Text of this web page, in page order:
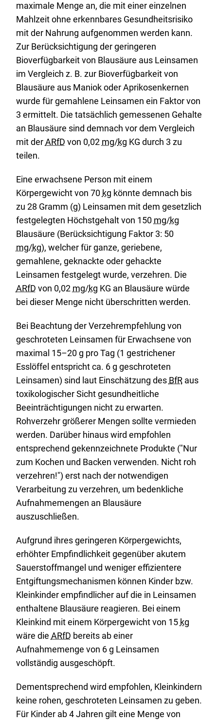
maximale Menge an, die mit einer einzelnen
Mahlzeit ohne erkennbares Gesundheitsrisiko
mit der Nahrung aufgenommen werden kann.
Zur Berücksichtigung der geringeren
Bioverfügbarkeit von Blausäure aus Leinsamen
im Vergleich z. B. zur Bioverfügbarkeit von
Blausäure aus Maniok oder Aprikosenkernen
wurde für gemahlene Leinsamen ein Faktor von
3 ermittelt. Die tatsächlich gemessenen Gehalte
an Blausäure sind demnach vor dem Vergleich
mit derARfD von 0,02 mg/kg KG durch 3 zu
teilen.
Eine erwachsene Person mit einem
Körpergewicht von 70 kg könnte demnach bis
zu 28 Gramm (g) Leinsamen mit dem gesetzlich
festgelegten Höchstgehalt von 150 mg/kg
Blausäure (Berücksichtigung Faktor 3: 50
mg/kg), welcher für ganze, geriebene,
gemahlene, geknackte oder gehackte
Leinsamen festgelegt wurde, verzehren. Die
ARfD von 0,02 mg/kg KG an Blausäure würde
bei dieser Menge nicht überschritten werden.
Bei Beachtung der Verzehrempfehlung von
geschroteten Leinsamen für Erwachsene von
maximal 15–20 g pro Tag (1 gestrichener
Esslöffel entspricht ca. 6 g geschroteten
Leinsamen) sind laut Einschätzung des BfRaus
toxikologischer Sicht gesundheitliche
Beeinträchtigungen nicht zu erwarten.
Rohverzehr größerer Mengen sollte vermieden
werden. Darüber hinaus wird empfohlen
entsprechend gekennzeichnete Produkte ("Nur
zum Kochen und Backen verwenden. Nicht roh
verzehren!") erst nach der notwendigen
Verarbeitung zu verzehren, um bedenkliche
Aufnahmemengen an Blausäure
auszuschließen.
Aufgrund ihres geringeren Körpergewichts,
erhöhter Empfindlichkeit gegenüber akutem
Sauerstoffmangel und weniger effizientere
Entgiftungsmechanismen können Kinder bzw.
Kleinkinder empfindlicher auf die in Leinsamen
enthaltene Blausäure reagieren. Bei einem
Kleinkind mit einem Körpergewicht von 15 kg
wäre die ARfD bereits ab einer
Aufnahmemenge von 6 g Leinsamen
vollständig ausgeschöpft.
Dementsprechend wird empfohlen, Kleinkindern
keine rohen, geschroteten Leinsamen zu geben.
Für Kinder ab 4 Jahren gilt eine Menge von